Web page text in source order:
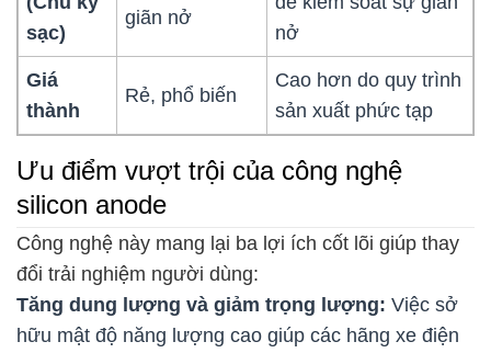
sạc)
giãn nở
nở
Giá
thành
Rẻ, phổ biến
Cao hơn do quy trình
sản xuất phức tạp
Ưu điểm vượt trội của công nghệ
silicon anode
Công nghệ này mang lại ba lợi ích cốt lõi giúp thay
đổi trải nghiệm người dùng:
Tăng dung lượng và giảm trọng lượng: Việc sở
hữu mật độ năng lượng cao giúp các hãng xe điện